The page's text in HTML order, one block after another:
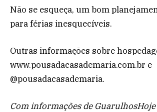
Não se esqueça, um bom
para férias inesquecíveis.
Outras informações sobre
www.pousadacasademaria.com.br e
@pousadacasademaria.
Com informações de GuarulhosHoje